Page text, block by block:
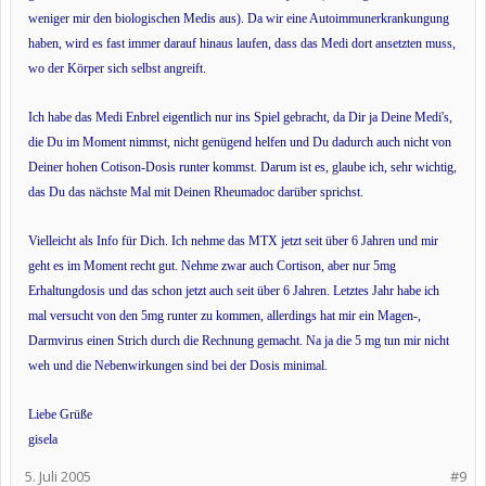
nie.
probleme mit nebenwirkungen habe ich zur Zeit &quot;nur!&quot;
die Warzen. Und beim rasieren ist meine Haut sehr schnell gereizt
und ich bekomme große Pickel (dann halt auch zwischen den
Ich habe von meinem Frauenarzt einen Handspiegel bekommen.
Er hatte mir auch eine Creme verschrieben, mit der ich erstmal
versuchen sollte die warzen wegzukriegen. Hat aber leider nicht
geholfen und somit stand fest, dass diese weggelasert werden. Ich
bin dazu in eine Ambulante Gynäkolgische Klinik nach Krefeld
gefahren. Die Krankenkasse übernimmt das ganze, musste aber
In der Klinik waren natürlich alle supernett. Die Ärzte haben
gründlich erklärt, wie das alles gemacht wird und wie die Narkose
verläuft. Dann lag ich im OP hab die Narkose bekommen und
hinterher bin ich aufgewacht. Es hat halt etwas gebrannt, war aber
nicht weiter schlimm. durch den laser sind ja sofort krusten (oder
wie man das schreibt) auf den stellen wo es weggemacht wurde
entstanden. jetzt ist das mittlerweile 3 Wochen her und 2-3 Stellen
sind noch nicht richtig verheilt. Das waren dann wohl die etwas
größeren Warzen (1-2 mm wenn überhaupt). Die ärzte sagten mir
nachgeschaut habe, was die alles weggemacht haben.... ui da
dacht ich mir: &quot;Da möcht ich aber nicht wissen, wie das
ausssieht, wenn man viele hat&quot;. Die haben ja auch die Keime
wohl noch ne ganze menge nachgekommen.
weniger mir den biologischen Medis aus). Da wir eine Autoimmunerkrankungung
haben, wird es fast immer darauf hinaus laufen, dass das Medi dort ansetzten muss,
wo der Körper sich selbst angreift.
Ich habe das Medi Enbrel eigentlich nur ins Spiel gebracht, da Dir ja Deine Medi's,
die Du im Moment nimmst, nicht genügend helfen und Du dadurch auch nicht von
Deiner hohen Cotison-Dosis runter kommst. Darum ist es, glaube ich, sehr wichtig,
das Du das nächste Mal mit Deinen Rheumadoc darüber sprichst.
Vielleicht als Info für Dich. Ich nehme das MTX jetzt seit über 6 Jahren und mir
geht es im Moment recht gut. Nehme zwar auch Cortison, aber nur 5mg
Erhaltungdosis und das schon jetzt auch seit über 6 Jahren. Letztes Jahr habe ich
mal versucht von den 5mg runter zu kommen, allerdings hat mir ein Magen-,
Darmvirus einen Strich durch die Rechnung gemacht. Na ja die 5 mg tun mir nicht
weh und die Nebenwirkungen sind bei der Dosis minimal.
Liebe Grüße
gisela
#9
5. Juli 2005